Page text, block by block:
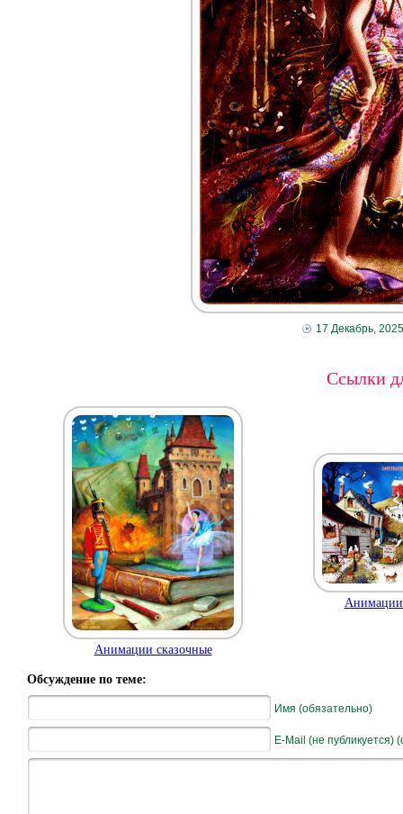
17 Декабрь, 2025
Ссылки
Анимации сказочные
Анимации
Обсуждение по теме:
Имя (обязательно)
E-Mail (не публикуется)